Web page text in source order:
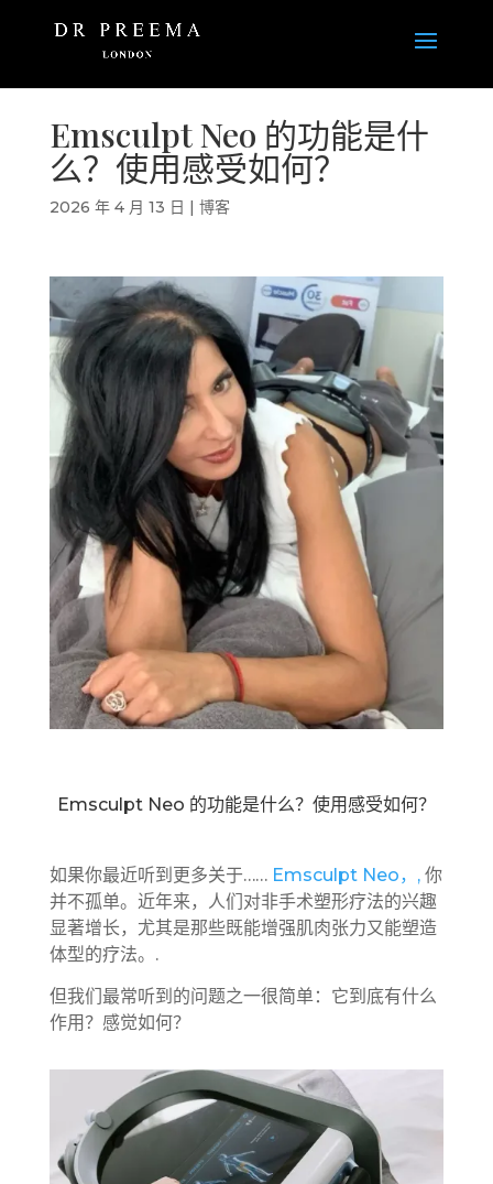
Emsculpt Neo 的功能是什
么？使用感受如何？
2026 年 4 月 13 日 | 博客
Emsculpt Neo 的功能是什么？使用感受如何？
如果你最近听到更多关于…… Emsculpt Neo，,你
并不孤单。近年来，人们对非手术塑形疗法的兴趣
显著增长，尤其是那些既能增强肌肉张力又能塑造
体型的疗法。.
但我们最常听到的问题之一很简单：它到底有什么
作用？感觉如何？